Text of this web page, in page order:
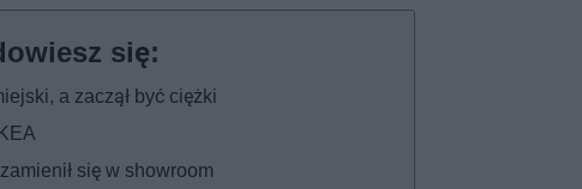
a zaczął być ciężki
się w showroom